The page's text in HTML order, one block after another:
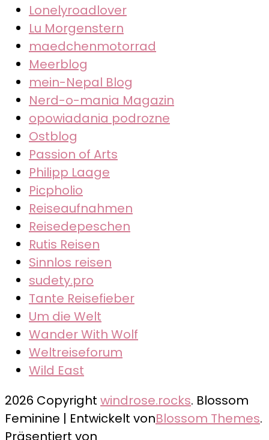
Lonelyroadlover
Lu Morgenstern
maedchenmotorrad
Meerblog
mein-Nepal Blog
Nerd-o-mania Magazin
opowiadania podrozne
Ostblog
Passion of Arts
Philipp Laage
Picpholio
Reiseaufnahmen
Reisedepeschen
Rutis Reisen
Sinnlos reisen
sudety.pro
Tante Reisefieber
Um die Welt
Wander With Wolf
Weltreiseforum
Wild East
2026 Copyright windrose.rocks. Blossom
Feminine | Entwickelt vonBlossom Themes.
Präsentiert von